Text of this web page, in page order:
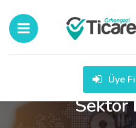
Üye
Sektör